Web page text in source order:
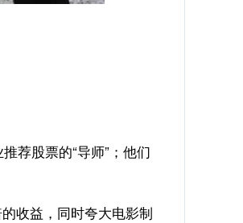
荐股票的“导师”；他们
收益，同时夸大电影制